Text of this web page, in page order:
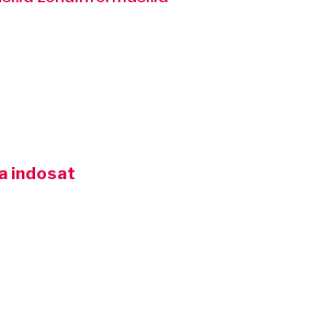
indosat